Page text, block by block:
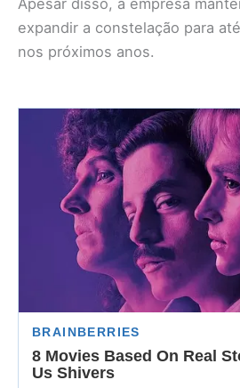
expandir a constelação para
nos próximos anos.